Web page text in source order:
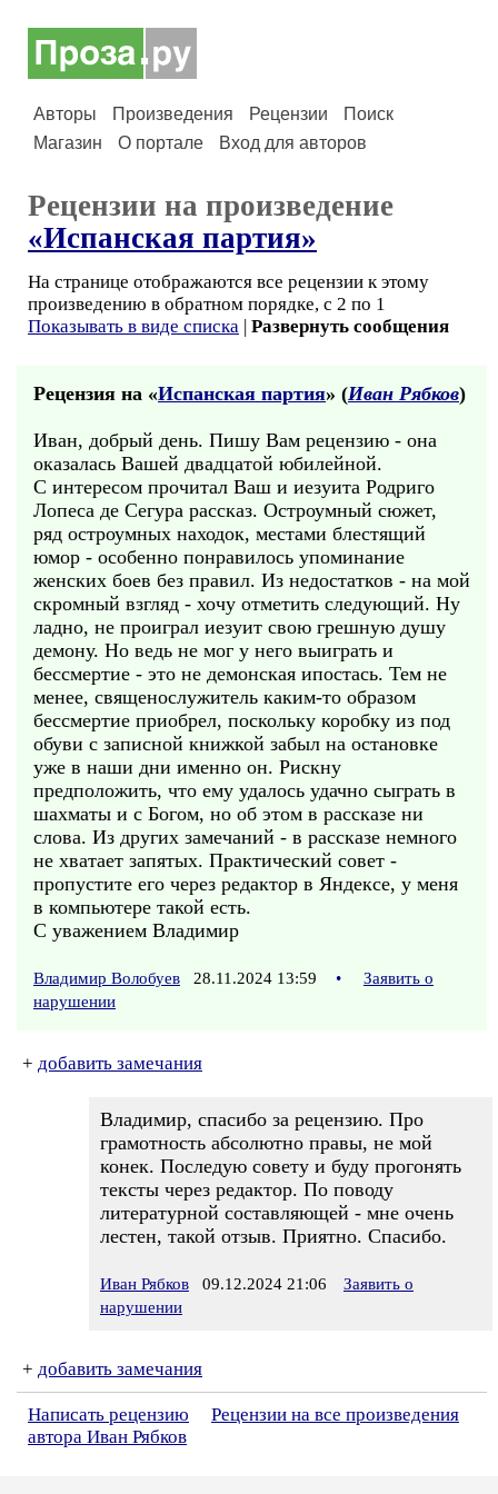
Авторы Произведения Рецензии
Поиск
Магазин
О портале Вход для авторов
Рецензии на произведение
«Испанская партия»
На странице отображаются все рецензии к этому
произведению в обратном порядке, с 2 по 1
Показывать в виде списка | Развернуть сообщения
Рецензия на «Испанская партия» (Иван Рябков)
Иван, добрый день. Пишу Вам рецензию - она
оказалась Вашей двадцатой юбилейной.
С интересом прочитал Ваш и иезуита Родриго
Лопеса де Сегура рассказ. Остроумный сюжет,
ряд остроумных находок, местами блестящий
юмор - особенно понравилось упоминание
женских боев без правил. Из недостатков - на мой
скромный взгляд - хочу отметить следующий. Ну
ладно, не проиграл иезуит свою грешную душу
демону. Но ведь не мог у него выиграть и
бессмертие - это не демонская ипостась. Тем не
менее, священослужитель каким-то образом
бессмертие приобрел, поскольку коробку из под
обуви с записной книжкой забыл на остановке
уже в наши дни именно он. Рискну
предположить, что ему удалось удачно сыграть в
шахматы и с Богом, но об этом в рассказе ни
слова. Из других замечаний - в рассказе немного
не хватает запятых. Практический совет -
пропустите его через редактор в Яндексе, у меня
в компьютере такой есть.
С уважением Владимир
Владимир Волобуев 28.11.2024 13:59 •
Заявить о
нарушении
+ добавить замечания
Владимир, спасибо за рецензию. Про
грамотность абсолютно правы, не мой
конек. Последую совету и буду прогонять
тексты через редактор. По поводу
литературной составляющей - мне очень
лестен, такой отзыв. Приятно. Спасибо.
Иван Рябков 09.12.2024 21:06
Заявить о
нарушении
+ добавить замечания
Написать рецензию
Рецензии на все произведения
автора Иван Рябков